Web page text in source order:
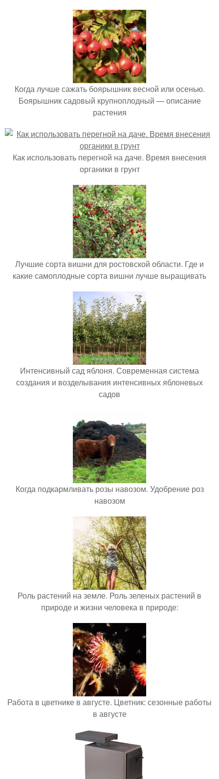
Когда лучше сажать боярышник весной или осенью.
Боярышник садовый крупноплодный — описание
растения
Как использовать перегной на даче. Время внесения
органики в грунт
Лучшие сорта вишни для ростовской области. Где и
какие самоплодные сорта вишни лучше выращивать
Интенсивный сад яблоня. Современная система
создания и возделывания интенсивных яблоневых
садов
Когда подкармливать розы навозом. Удобрение роз
навозом
Роль растений на земле. Роль зеленых растений в
природе и жизни человека в природе:
Работа в цветнике в августе. Цветник: сезонные работы
в августе